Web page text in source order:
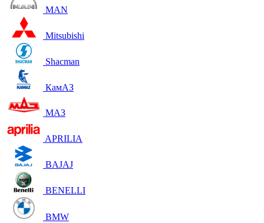
MAN
Mitsubishi
Shacman
КамАЗ
МАЗ
APRILIA
BAJAJ
BENELLI
BMW